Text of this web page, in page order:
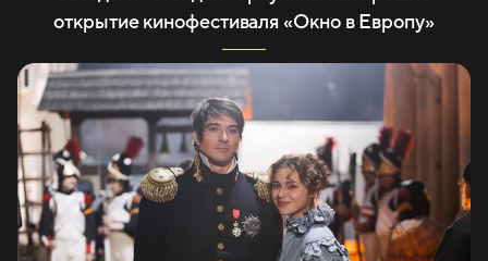
открытие кинофестиваля «Окно в Европу»